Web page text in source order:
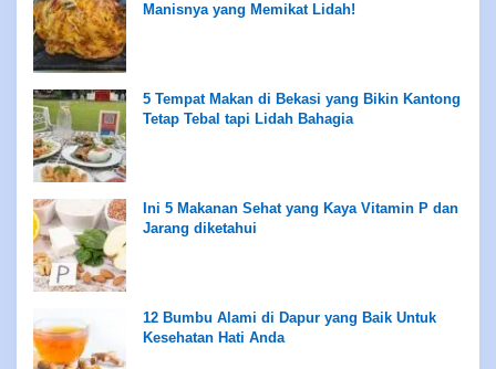
Manisnya yang Memikat Lidah!
5 Tempat Makan di Bekasi yang Bikin Kantong
Tetap Tebal tapi Lidah Bahagia
Ini 5 Makanan Sehat yang Kaya Vitamin P dan
Jarang diketahui
12 Bumbu Alami di Dapur yang Baik Untuk
Kesehatan Hati Anda